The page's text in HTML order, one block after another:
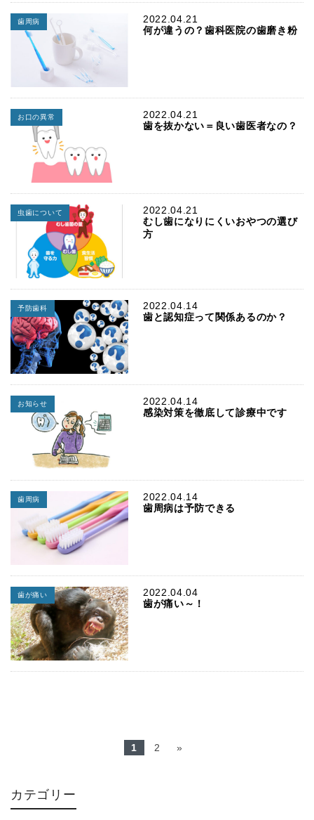
2022.04.21
歯周病
何が違うの？歯科医院の歯磨き粉
2022.04.21
お口の異常
歯を抜かない＝良い歯医者なの？
2022.04.21
虫歯について
むし歯になりにくいおやつの選び
方
2022.04.14
予防歯科
歯と認知症って関係あるのか？
2022.04.14
お知らせ
感染対策を徹底して診療中です
2022.04.14
歯周病
歯周病は予防できる
2022.04.04
歯が痛い
歯が痛い～！
1 2 »
カテゴリー